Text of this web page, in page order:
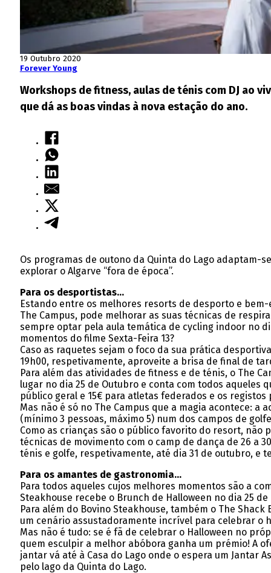
19 Outubro 2020
Forever Young
Workshops de fitness, aulas de ténis com DJ ao
que dá as boas vindas à nova estação do ano.
Os programas de outono da Quinta do Lago adaptam-
explorar o Algarve “fora de época”.
Para os desportistas…
Estando entre os melhores resorts de desporto e
The Campus, pode melhorar as suas técnicas de
sempre optar pela aula temática de cycling indoor no
momentos do filme Sexta-Feira 13?
Caso as raquetes sejam o foco da sua prática
19h00, respetivamente, aproveite a brisa de final de
Para além das atividades de fitness e de ténis, o The
lugar no dia 25 de Outubro e conta com todos aqueles
público geral e 15€ para atletas federados e os
Mas não é só no The Campus que a magia acontece:
(mínimo 3 pessoas, máximo 5) num dos campos de
Como as crianças são o público favorito do resort,
técnicas de movimento com o camp de dança de 26 a
ténis e golfe, respetivamente, até dia 31 de outubro, e
Para os amantes de gastronomia…
Para todos aqueles cujos melhores momentos são a
Steakhouse recebe o Brunch de Halloween no dia 25
Para além do Bovino Steakhouse, também o The
um cenário assustadoramente incrível para celebrar o
Mas não é tudo: se é fã de celebrar o Halloween no
quem esculpir a melhor abóbora ganha um prémio! A
jantar vá até à Casa do Lago onde o espera um Jantar
pelo lago da Quinta do Lago.